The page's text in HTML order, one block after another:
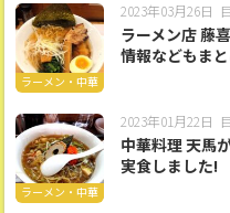
ラーメン・中華
2023年03月26日
ラーメン店 藤
情報などもま
ラーメン・中華
2023年01月22日
中華料理 天馬
実食しました!